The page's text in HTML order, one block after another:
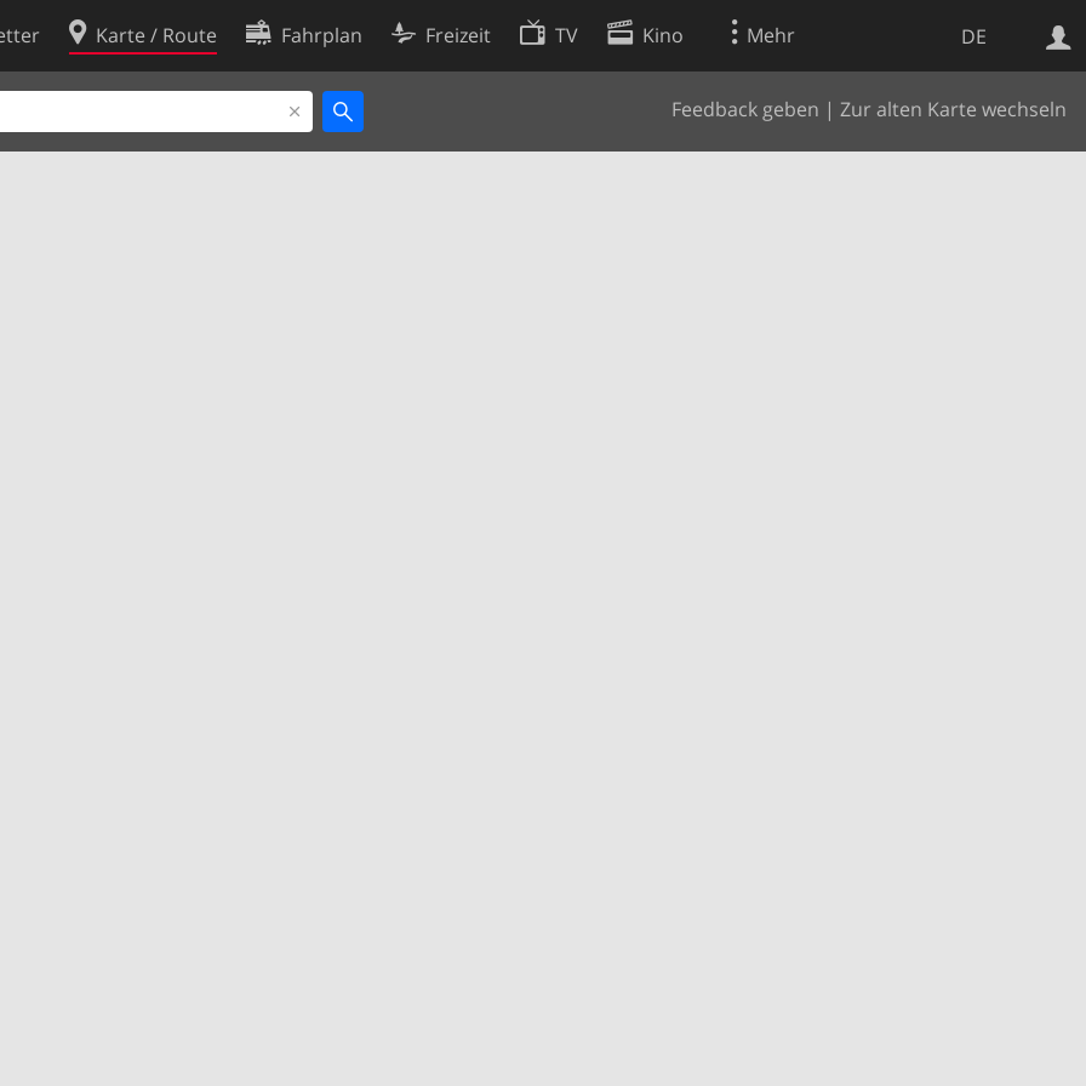
DE
Karte / Route Fahrplan Freizeit TV Kino Mehr
Feedback geben | Zur alten Karte wechseln
Websuche
Cookie-Richtlinie
Cookie-Einstellungen